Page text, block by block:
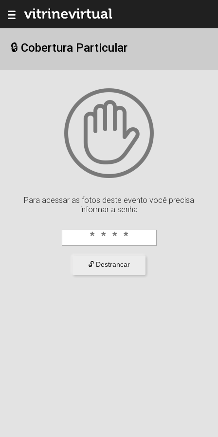
🔒 Cobertura Particular
Para acessar as fotos deste evento você precisa
informar a senha
🔓 Destrancar